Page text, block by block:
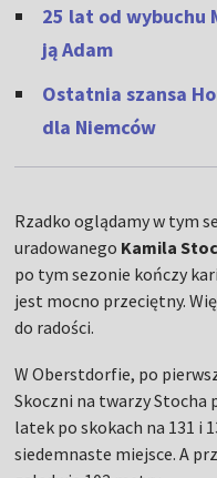
25 lat od wybuchu
ją Adam
Ostatnia szansa
dla Niemców
Rzadko oglądamy w tym
uradowanego Kamila
po tym sezonie kończy
jest mocno przeciętny.
do radości.
W Oberstdorfie, po
Skoczni na twarzy Stocha
latek po skokach na 131 i
siedemnaste miejsce. A